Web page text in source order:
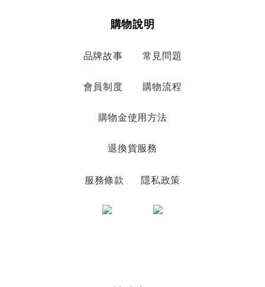
購物說明
品牌故事 常見問題
會員制度 購物流程
購物金使用方法
退換貨服務
服務條款 隱私政策